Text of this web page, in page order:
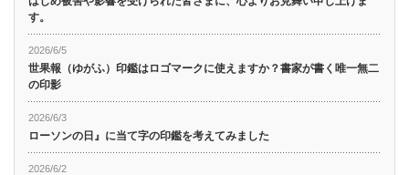
す。
2026/6/5
世果報（ゆがふ）印鑑はロゴマークに使えますか？書家が書く唯一無二
の印影
2026/6/3
ローソンの日』に当て字の印鑑を考えてみました
2026/6/2